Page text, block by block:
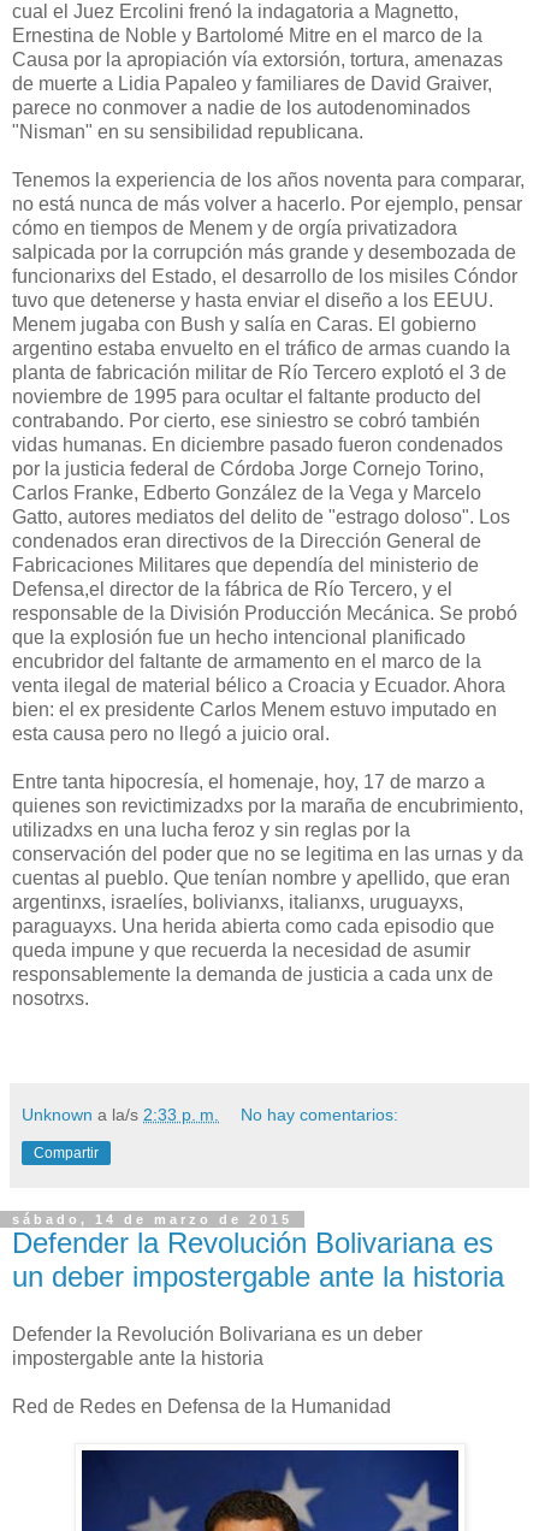
cual el Juez Ercolini frenó la indagatoria a Magnetto,
Ernestina de Noble y Bartolomé Mitre en el marco de la
Causa por la apropiación vía extorsión, tortura, amenazas
de muerte a Lidia Papaleo y familiares de David Graiver,
parece no conmover a nadie de los autodenominados
"Nisman" en su sensibilidad republicana.
Tenemos la experiencia de los años noventa para comparar,
no está nunca de más volver a hacerlo. Por ejemplo, pensar
cómo en tiempos de Menem y de orgía privatizadora
salpicada por la corrupción más grande y desembozada de
funcionarixs del Estado, el desarrollo de los misiles Cóndor
tuvo que detenerse y hasta enviar el diseño a los EEUU.
Menem jugaba con Bush y salía en Caras. El gobierno
argentino estaba envuelto en el tráfico de armas cuando la
planta de fabricación militar de Río Tercero explotó el 3 de
noviembre de 1995 para ocultar el faltante producto del
contrabando. Por cierto, ese siniestro se cobró también
vidas humanas. En diciembre pasado fueron condenados
por la justicia federal de Córdoba Jorge Cornejo Torino,
Carlos Franke, Edberto González de la Vega y Marcelo
Gatto, autores mediatos del delito de "estrago doloso". Los
condenados eran directivos de la Dirección General de
Fabricaciones Militares que dependía del ministerio de
Defensa,el director de la fábrica de Río Tercero, y el
responsable de la División Producción Mecánica. Se probó
que la explosión fue un hecho intencional planificado
encubridor del faltante de armamento en el marco de la
venta ilegal de material bélico a Croacia y Ecuador. Ahora
bien: el ex presidente Carlos Menem estuvo imputado en
esta causa pero no llegó a juicio oral.
Entre tanta hipocresía, el homenaje, hoy, 17 de marzo a
quienes son revictimizadxs por la maraña de encubrimiento,
utilizadxs en una lucha feroz y sin reglas por la
conservación del poder que no se legitima en las urnas y da
cuentas al pueblo. Que tenían nombre y apellido, que eran
argentinxs, israelíes, bolivianxs, italianxs, uruguayxs,
paraguayxs. Una herida abierta como cada episodio que
queda impune y que recuerda la necesidad de asumir
responsablemente la demanda de justicia a cada unx de
nosotrxs.
Unknown a la/s 2:33 p. m. No hay comentarios:
Compartir
sábado, 14 de marzo de 2015
Defender la Revolución Bolivariana es
un deber impostergable ante la historia
Defender la Revolución Bolivariana es un deber
impostergable ante la historia
Red de Redes en Defensa de la Humanidad